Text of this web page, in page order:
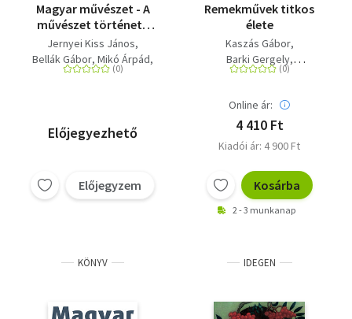
Magyar művészet - A
művészet története
sorozat 16. kötete
Jernyei Kiss János
Bellák Gábor Mikó Árpád
Keserű Katalin
Előjegyezhető
Előjegyzem
Remekművek titkos
élete
Kaszás Gábor
Barki Gergely
Bellák Gábor
Jurecskó László
Kelen Anna
Kishonthy Zsolt
Kopócsy Anna
Molnos Péter
Radványi Orsolya
Tátrai Vilmos Topor Tünde
Online ár:
4 410 Ft
Kiadói ár: 4 900 Ft
Kosárba
2 - 3 munkanap
KÖNYV IDEGEN